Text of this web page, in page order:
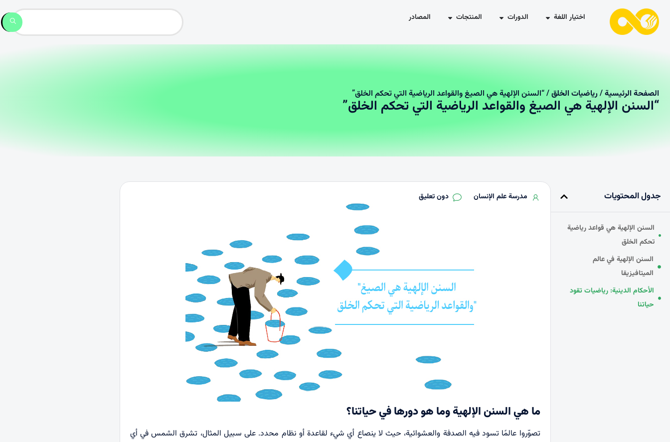
اختيار اللغة الدورات المنتجات المصادر
الصفحة الرئیسیة/رياضيات الخلق/ “السنن الإلهية هي الصيغ والقواعد الرياضية التي تحكم الخلق”
“السنن الإلهية هي الصيغ والقواعد الرياضية التي تحكم الخلق”
جدول المحتويات
السنن الإلهية هي قواعد رياضية
تحكم الخلق
السنن الإلهية في عالم
الميتافيزيقا
الأحكام الدينية: رياضيات تقود
حياتنا
مدرسة علم الإنسان دون تعليق
ما هي السنن الإلهية وما هو دورها في حياتنا؟
تصوّروا عالمًا تسود فيه الصدفة والعشوائية، حيث لا ينصاع أي شيء لقاعدة أو نظام محدد. على سبيل المثال، تشرق الشمس في أي